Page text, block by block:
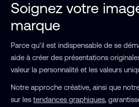
Soignez votre
marque
Parce qu’il est indispensable de se
aide à créer des présentations
valeur la personnalité et les valeurs
Notre approche créative, ainsi que
sur lestendances graphiques,